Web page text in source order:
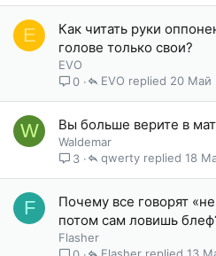
E
Как читать руки
голове только свои?
EVO
0
20 Май
EVO
W Вы больше верите в
Waldemar
3
18
qwerty
F
Почему все говорят
потом сам ловишь
Flasher
Flasher